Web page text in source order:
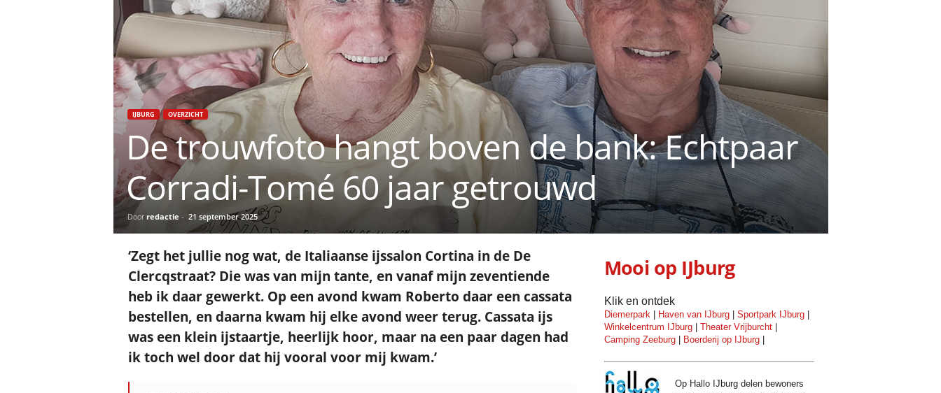
IJBURG OVERZICHT
De trouwfoto hangt boven de bank: Echtpaar
Corradi-Tomé 60 jaar getrouwd
Door redactie - 21 september 2025
‘Zegt het jullie nog wat, de Italiaanse ijssalon Cortina in de De
Clercqstraat? Die was van mijn tante, en vanaf mijn zeventiende
heb ik daar gewerkt. Op een avond kwam Roberto daar een cassata
bestellen, en daarna kwam hij elke avond weer terug. Cassata ijs
was een klein ijstaartje, heerlijk hoor, maar na een paar dagen had
ik toch wel door dat hij vooral voor mij kwam.’
Mooi op IJburg
Klik en ontdek
Diemerpark| Haven van IJburg| Sportpark IJburg|
Winkelcentrum IJburg| Theater Vrijburcht|
Camping Zeeburg| Boerderij op IJburg|
Op Hallo IJburg delen bewoners